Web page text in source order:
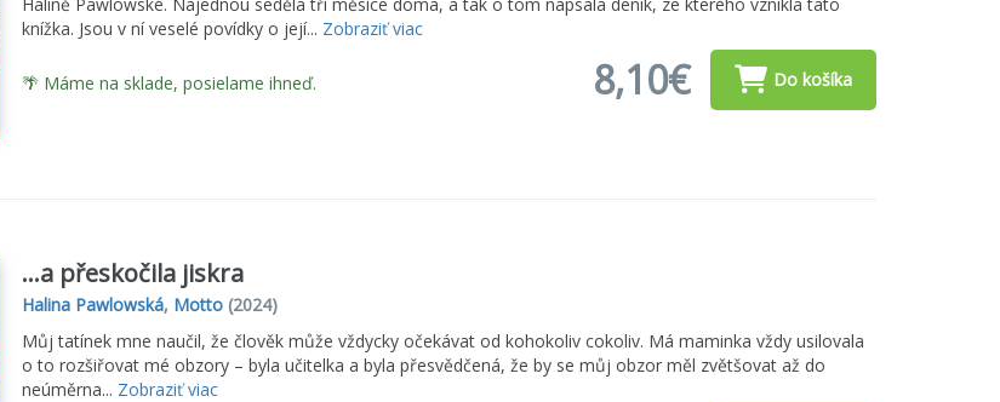
knížka. Jsou v ní veselé povídky o její... Zobraziť viac
🌴 Máme na sklade, posielame ihneď. 8,10€ Do košíka
…a přeskočila jiskra
Halina Pawlowská, Motto(2024)
Můj tatínek mne naučil, že člověk může vždycky očekávat od kohokoliv cokoliv. Má maminka vždy usilovala
o to rozšiřovat mé obzory – byla učitelka a byla přesvědčená, že by se můj obzor měl zvětšovat až do
neúměrna... Zobraziť viac